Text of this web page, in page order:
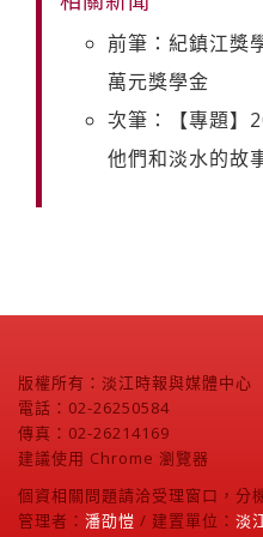
前筆：紀鎮江獎
萬元獎學金
次筆：【專題】
他們和淡水的故
版權所有：淡江時報與媒體中心
電話：02-26250584
傳真：02-26214169
建議使用 Chrome 瀏覽器
個資相關問題請洽受理窗口，分
管理者： 潘劭愷 / 建置單位： 淡